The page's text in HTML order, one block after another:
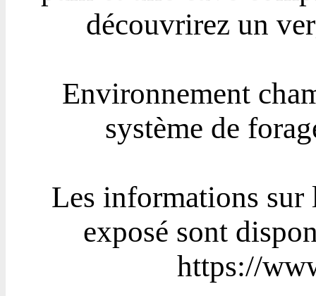
découvrirez un
Environnement
système de
Les informations sur
exposé sont
https://